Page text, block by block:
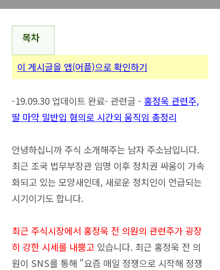
목차
이 게시글을 앱(어플)으로 확인하기
-19.09.30 업데이트 완료- 관련글 - 홍정욱 관련주,
딸 마약 밀반입 혐의로 시간외 움직임 총정리
안녕하십니까 주식 소개해주는 남자 주소남입니다.
최근 조국 법무부장관 임명 이후 정치권 싸움이 가속
화되고 있는 모양새인데, 새로운 정치인이 언급되는
시기이기도 합니다.
최근 주식시장에서 홍정욱 전 의원의 관련주가 굉장
히 강한 시세를 내뿜고 있습니다. 최근 홍정욱 전 의
원이 SNS를 통해 "요즘 매일 정쟁으로 시작해 정쟁